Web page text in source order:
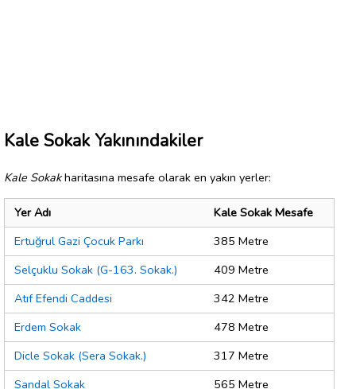
Kale Sokak Yakınındakiler
Kale Sokakharitasına mesafe olarak en yakın yerler:
Yer Adı
Kale Sokak Mesafe
Ertuğrul Gazi Çocuk Parkı
385 Metre
Selçuklu Sokak (G-163. Sokak.)
409 Metre
Atıf Efendi Caddesi
342 Metre
Erdem Sokak
478 Metre
Dicle Sokak (Sera Sokak.)
317 Metre
Sandal Sokak
565 Metre